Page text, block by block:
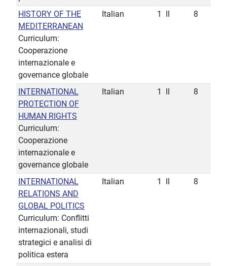
HISTORY OF THE
MEDITERRANEAN
Curriculum:
Cooperazione
internazionale e
governance globale
Italian 1 8
INTERNATIONAL
PROTECTION OF
HUMAN RIGHTS
Curriculum:
Cooperazione
internazionale e
governance globale
Italian 1 8
INTERNATIONAL
RELATIONS AND
GLOBAL POLITICS
Curriculum: Conflitti
internazionali, studi
strategici e analisi di
politica estera
Italian 1 8